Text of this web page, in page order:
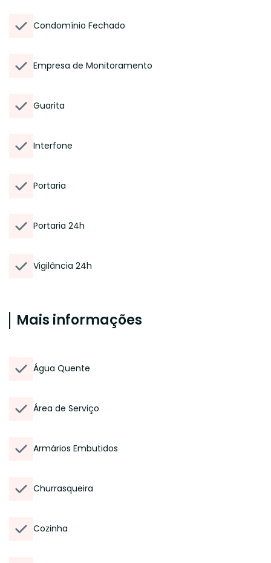
Condomínio Fechado
Empresa de Monitoramento
Guarita
Interfone
Portaria
Portaria 24h
Vigilância 24h
Mais informações
Água Quente
Área de Serviço
Armários Embutidos
Churrasqueira
Cozinha